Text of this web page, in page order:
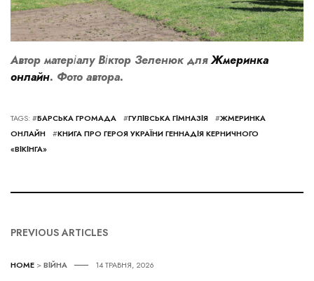
Автор матеріалу Віктор Зеленюк дляЖмеринка
онлайн. Фото автора.
TAGS: #БАРСЬКА ГРОМАДА #ГУЛІВСЬКА ГІМНАЗІЯ #ЖМЕРИНКА
ОНЛАЙН
#КНИГА ПРО ГЕРОЯ УКРАЇНИ ГЕННАДІЯ КЕРНИЧНОГО
«ВІКІНГА»
PREVIOUS ARTICLES
HOME >ВІЙНА 14 ТРАВНЯ, 2026